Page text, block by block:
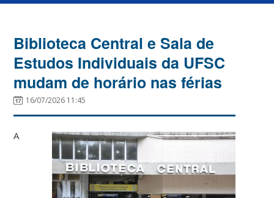
Biblioteca Central e Sala de
Estudos Individuais da UFSC
mudam de horário nas férias
16/07/2026 11:45
A